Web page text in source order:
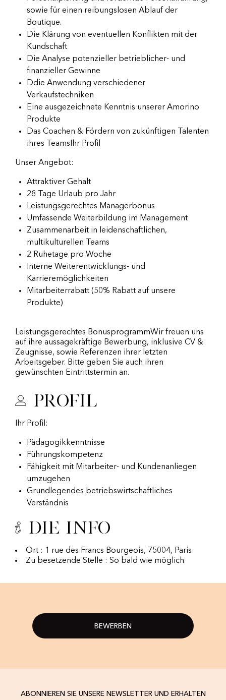
sowie für einen reibungslosen Ablauf der
Boutique.
Die Klärung von eventuellen Konflikten mit der
Kundschaft
Die Analyse potenzieller betrieblicher- und
finanzieller Gewinne
Ddie Anwendung verschiedener
Verkaufstechniken
Eine ausgezeichnete Kenntnis unserer Amorino
Produkte
Das Coachen & Fördern von zukünftigen Talenten
ihres TeamsIhr Profil
Unser Angebot:
Attraktiver Gehalt
28 Tage Urlaub pro Jahr
Leistungsgerechtes Managerbonus
Umfassende Weiterbildung im Management
Zusammenarbeit in leidenschaftlichen,
multikulturellen Teams
2 Ruhetage pro Woche
Interne Weiterentwicklungs- und
Karrieremöglichkeiten
Mitarbeiterrabatt (50% Rabatt auf unsere
Produkte)
Leistungsgerechtes BonusprogrammWir freuen uns
auf ihre aussagekräftige Bewerbung, inklusive CV &
Zeugnisse, sowie Referenzen ihrer letzten
Arbeitsgeber. Bitte geben Sie auch ihren
gewünschten Eintrittstermin an.
Profil
Ihr Profil:
Pädagogikkenntnisse
Führungskompetenz
Fähigkeit mit Mitarbeiter- und Kundenanliegen
umzugehen
Grundlegendes betriebswirtschaftliches
Verständnis
Die Info
Ort : 1 rue des Francs Bourgeois, 75004, Paris
Zu besetzende Stelle : So bald wie möglich
BEWERBEN
ABONNIEREN SIE UNSERE NEWSLETTER UND ERHALTEN